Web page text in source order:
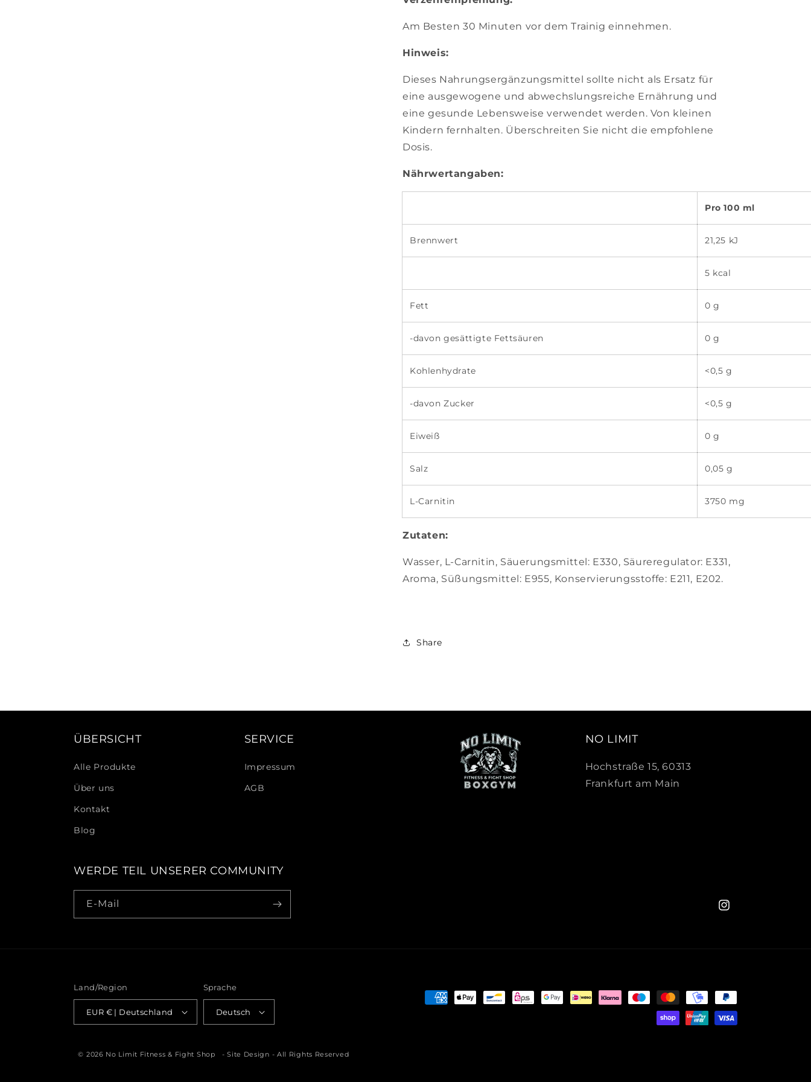
Am Besten 30 Minuten vor dem Trainig einnehmen.
Hinweis:
Dieses Nahrungsergänzungsmittel sollte nicht als Ersatz für
eine ausgewogene und abwechslungsreiche Ernährung und
eine gesunde Lebensweise verwendet werden. Von kleinen
Kindern fernhalten. Überschreiten Sie nicht die empfohlene
Dosis.
Nährwertangaben:
Pro 100 ml
Brennwert 21,25 kJ
5 kcal
Fett 0 g
-davon gesättigte Fettsäuren 0 g
Kohlenhydrate <0,5 g
-davon Zucker <0,5 g
Eiweiß 0 g
Salz 0,05 g
L-Carnitin 3750 mg
Zutaten:
Wasser, L-Carnitin, Säuerungsmittel: E330, Säureregulator: E331,
Aroma, Süßungsmittel: E955, Konservierungsstoffe: E211, E202.
Share
ÜBERSICHT
Alle Produkte
Über uns
Kontakt
Blog
SERVICE
Impressum
AGB
NO LIMIT
Hochstraße 15, 60313
Frankfurt am Main
WERDE TEIL UNSERER COMMUNITY
E-Mail
Instagram
Land/Region
EUR € | Deutschland
Sprache
Deutsch
Zahlungsmethoden
© 2026 No Limit Fitness & Fight Shop -Site Design - All Rights Reserved